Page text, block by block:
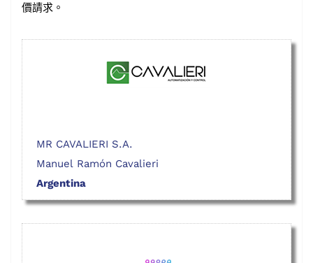
價請求。
MR CAVALIERI S.A.
Manuel Ramón Cavalieri
Argentina